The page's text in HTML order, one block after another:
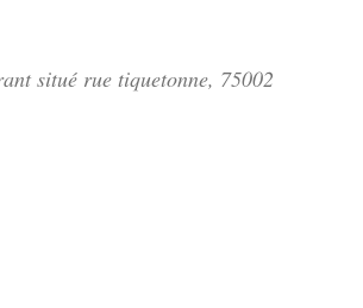
situé rue tiquetonne, 75002